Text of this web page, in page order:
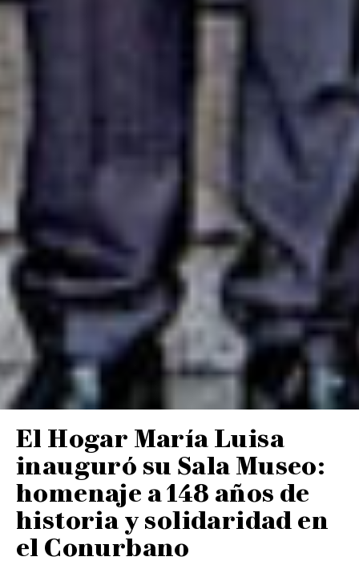
El Hogar María Luisa
inauguró su Sala Museo:
homenaje a 148 años de
historia y solidaridad en
el Conurbano